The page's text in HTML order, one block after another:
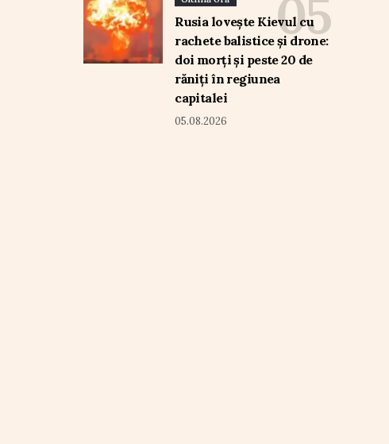
Rusia lovește Kievul cu
rachete balistice și drone:
doi morți și peste 20 de
răniți în regiunea
capitalei
05.08.2026